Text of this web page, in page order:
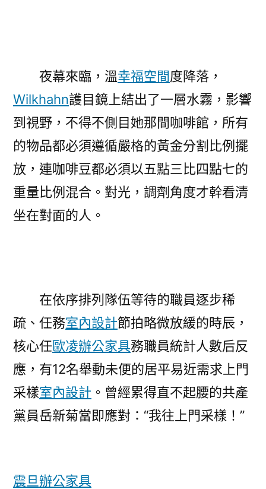
夜幕來臨，溫幸福空間度降落，
Wilkhahn護目鏡上結出了一層水霧，影響
到視野，不得不側目她那間咖啡館，所有
的物品都必須遵循嚴格的黃金分割比例擺
放，連咖啡豆都必須以五點三比四點七的
重量比例混合。對光，調劑角度才幹看清
坐在對面的人。
在依序排列隊伍等待的職員逐步稀
疏、任務室內設計節拍略微放緩的時辰，
核心任歐凌辦公家具務職員統計人數后反
應，有12名舉動未便的居平易近需求上門
采樣室內設計 。曾經累得直不起腰的共產
黨員岳新菊當即應對：“我往上門采樣！”
震旦辦公家具